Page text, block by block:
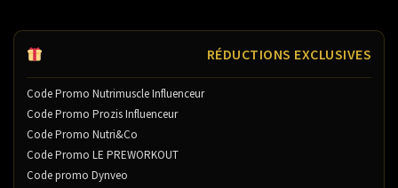
RÉDUCTIONS EXCLUSIVES
Code Promo Nutrimuscle Influenceur
Code Promo Prozis Influenceur
Code Promo Nutri&Co
Code Promo LE PREWORKOUT
Code promo Dynveo